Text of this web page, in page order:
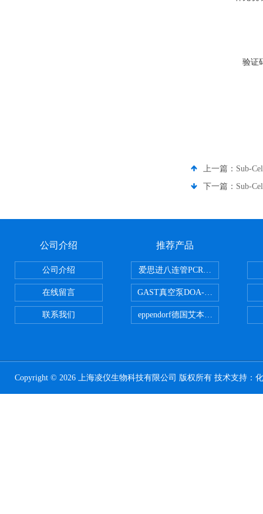
验证
上一篇： Sub-
下一篇： Sub-
公司介绍
公司介绍
在线留言
联系我们
推荐产品
爱思进八连管PCR-0208-C
GAST真空泵DOA-P504-BN
eppendorf德国艾本德台式高速离
Copyright © 2026 上海凌仪生物科技有限公司 版权所有 技术支持：